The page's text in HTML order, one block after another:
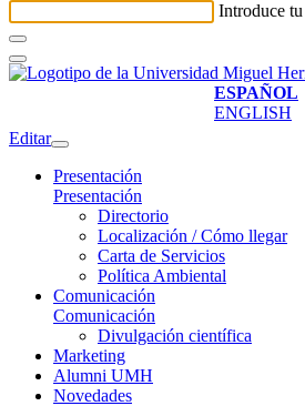
Introduce tu
ESPAÑOL
ENGLISH
Editar
Presentación
Presentación
Directorio
Localización / Cómo llegar
Carta de Servicios
Política Ambiental
Comunicación
Comunicación
Divulgación científica
Marketing
Alumni UMH
Novedades